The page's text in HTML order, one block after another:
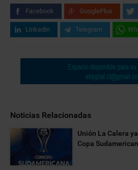
Facebook GooglePlus
Linkedin Telegram
Noticias Relacionadas
Unión La Calera
Copa